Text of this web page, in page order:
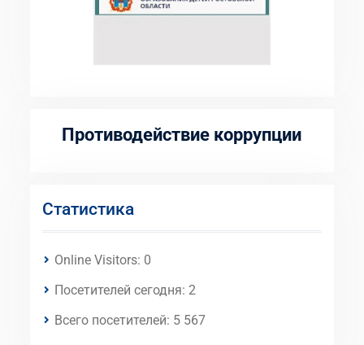
Противодействие коррупции
Статистика
Online Visitors: 0
Посетителей сегодня: 2
Всего посетителей: 5 567